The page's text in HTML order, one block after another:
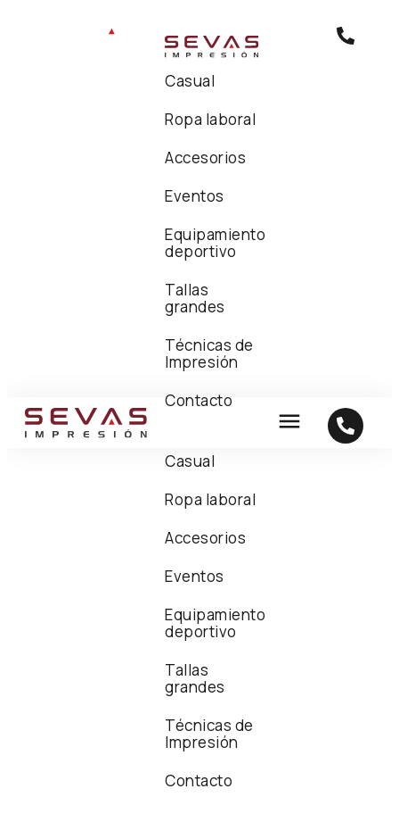
Casual
Ropa laboral
Accesorios
Eventos
Equipamiento
deportivo
Tallas
grandes
Técnicas de
Impresión
Contacto
Casual
Ropa laboral
Accesorios
Eventos
Equipamiento
deportivo
Tallas
grandes
Técnicas de
Impresión
Contacto